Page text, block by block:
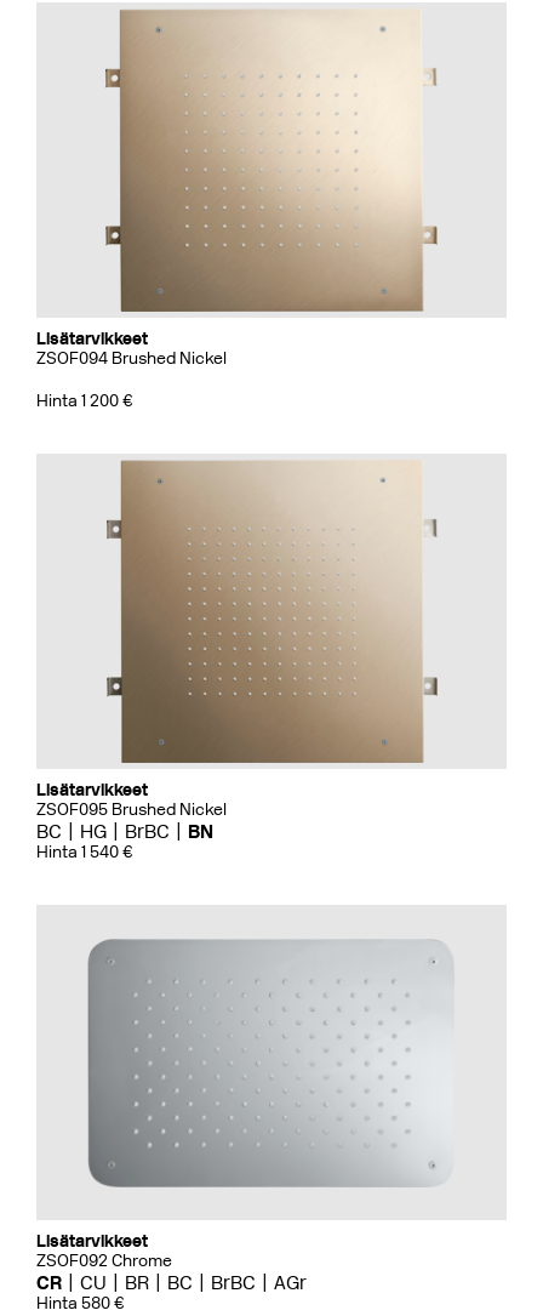
Lisätarvikkeet
ZSOF094 Brushed Nickel
Hinta 1 200 €
Lisätarvikkeet
ZSOF095 Brushed Nickel
BC HG BrBC BN
Hinta 1 540 €
Lisätarvikkeet
ZSOF092 Chrome
CR CU BR BC BrBC AGr
Hinta 580 €